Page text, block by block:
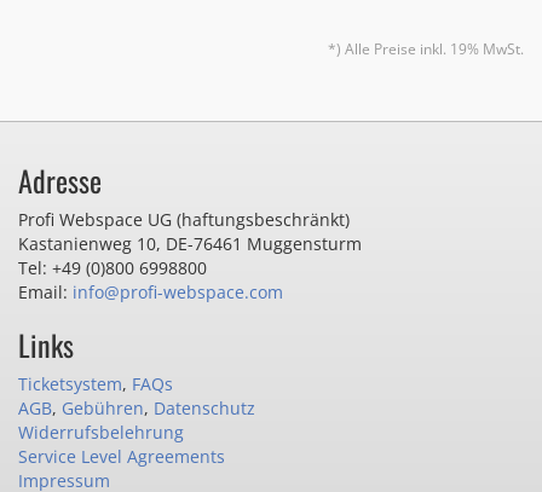
*) Alle Preise inkl. 19% MwSt.
Adresse
Profi Webspace UG (haftungsbeschränkt)
Kastanienweg 10, DE-76461 Muggensturm
Tel: +49 (0)800 6998800
Email: info@profi-webspace.com
Links
Ticketsystem, FAQs
AGB, Gebühren, Datenschutz
Widerrufsbelehrung
Service Level Agreements
Impressum